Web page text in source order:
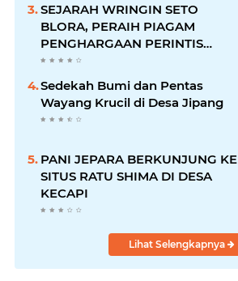
SEJARAH WRINGIN SETO
BLORA, PERAIH PIAGAM
PENGHARGAAN PERINTIS
LINGKUNGAN DARI GUBERNUR
Sedekah Bumi dan Pentas
Wayang Krucil di Desa Jipang
PANI JEPARA BERKUNJUNG KE
SITUS RATU SHIMA DI DESA
KECAPI
Lihat Selengkapnya